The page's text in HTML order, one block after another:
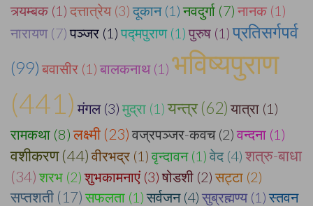
त्र्यम्बक (1) दत्तात्रेय (3) दूकान (1) नवदुर्गा (7) नानक (1)
नारायण (7) पञ्जर (1) पद्मपुराण (1) पुरुष (1) प्रतिसर्गपर्व
(99) बवासीर (1) बालकनाथ (1) भविष्यपुराण
(441) मंगल (3) मुद्रा (1) यन्त्र (62) यात्रा (1)
रामकथा (8) लक्ष्मी (23) वज्रपञ्जर-कवच (2) वन्दना (1)
वशीकरण (44) वीरभद्र (1) वृन्दावन (1) वेद (4) शत्रु-बाधा
(34) शरभ (2) शुभकामनाएं (3) षोडशी (2) सट्टा (2)
सप्तशती (17) सफलता (1) सर्वजन (4) सुब्रह्मण्य (1) स्तवन